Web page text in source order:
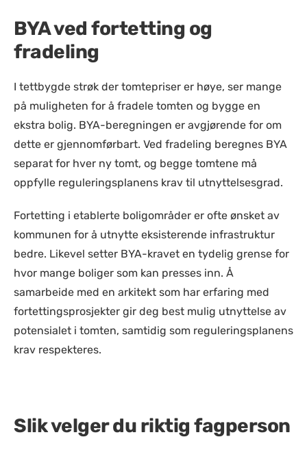
BYA ved fortetting og
fradeling
I tettbygde strøk der tomtepriser er høye, ser mange
på muligheten for å fradele tomten og bygge en
ekstra bolig. BYA-beregningen er avgjørende for om
dette er gjennomførbart. Ved fradeling beregnes BYA
separat for hver ny tomt, og begge tomtene må
oppfylle reguleringsplanens krav til utnyttelsesgrad.
Fortetting i etablerte boligområder er ofte ønsket av
kommunen for å utnytte eksisterende infrastruktur
bedre. Likevel setter BYA-kravet en tydelig grense for
hvor mange boliger som kan presses inn. Å
samarbeide med en arkitekt som har erfaring med
fortettingsprosjekter gir deg best mulig utnyttelse av
potensialet i tomten, samtidig som reguleringsplanens
krav respekteres.
Slik velger du riktig fagperson